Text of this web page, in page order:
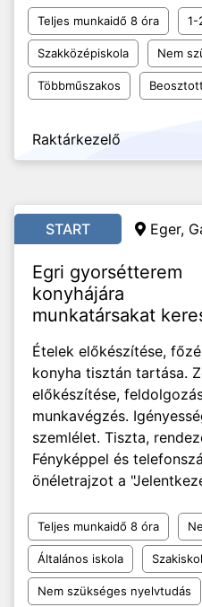
Teljes munkaidő 8 óra 1-
Szakközépiskola Nem
Többműszakos Beosztott
Raktárkezelő
START Eger,
Egri gyorsétterem
konyhájára
munkatársakat
Ételek előkészítése,
konyha tisztán tartása.
előkészítése,
munkavégzés.
szemlélet. Tiszta,
Fényképpel és
önéletrajzot a
Teljes munkaidő 8 óra
Általános iskola
Nem szükséges nyelvtudás